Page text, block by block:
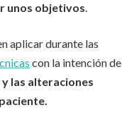
unos objetivos.
aplicar durante las
con la intención de
las alteraciones